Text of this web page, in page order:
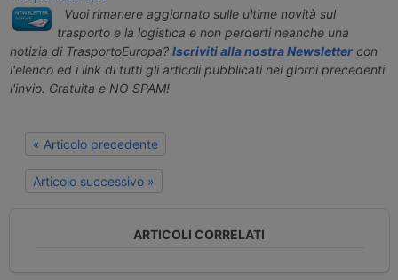
Vuoi rimanere aggiornato sulle ultime novità sul
trasporto e la logistica e non perderti neanche una
notizia di TrasportoEuropa? Iscriviti alla nostra Newslettercon
l'elenco ed i link di tutti gli articoli pubblicati nei giorni precedenti
l'invio. Gratuita e NO SPAM!
« Articolo precedente
Articolo successivo »
ARTICOLI CORRELATI